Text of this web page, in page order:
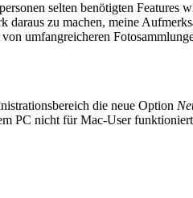
selten benötigten Features
zu machen, meine
umfangreicheren
die neue Option
PC nicht für Mac-User